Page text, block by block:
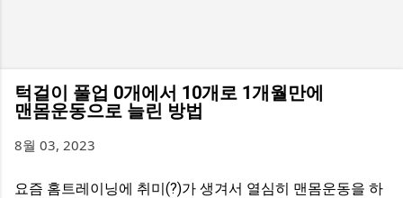
턱걸이 풀업 0개에서 10개로 1개월만에
맨몸운동으로 늘린 방법
8월 03, 2023
요즘 홈트레이닝에 취미(?)가 생겨서 열심히 맨몸운동을 하